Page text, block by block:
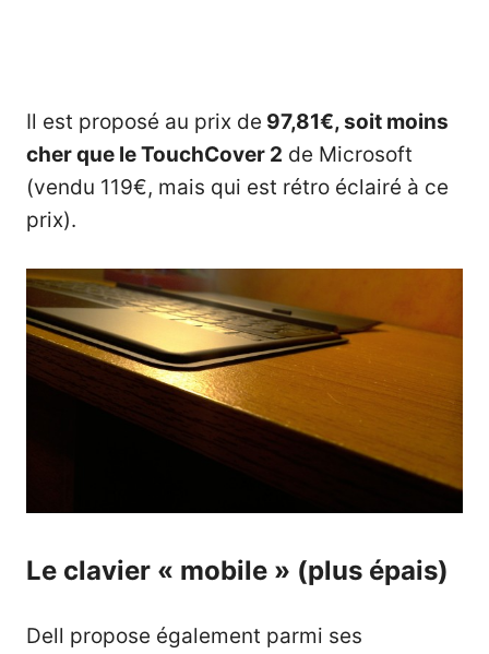
Il est proposé au prix de 97,81€, soit moins
cher que le TouchCover 2 de Microsoft
(vendu 119€, mais qui est rétro éclairé à ce
prix).
Le clavier « mobile » (plus épais)
Dell propose également parmi ses